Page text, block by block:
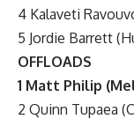
4 Kalaveti
5 Jordie Barrett
OFFLOADS
1 Matt Philip
2 Quinn Tupaea